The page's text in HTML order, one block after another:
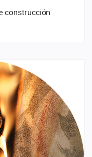
construcción